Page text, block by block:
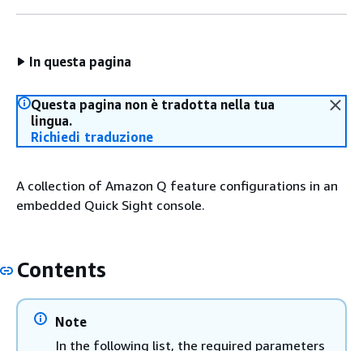
In questa pagina
Questa pagina non è tradotta nella tua
lingua.
Richiedi traduzione
A collection of Amazon Q feature configurations in an
embedded Quick Sight console.
Contents
Note
In the following list, the required parameters